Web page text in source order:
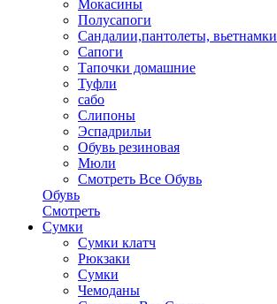
Мокасины
Полусапоги
Сандалии,пантолеты, вьетнамки
Сапоги
Тапочки домашние
Туфли
сабо
Слипоны
Эспадрильи
Обувь резиновая
Мюли
Смотреть Все Обувь
Обувь
Смотреть
Сумки
Сумки клатч
Рюкзаки
Сумки
Чемоданы